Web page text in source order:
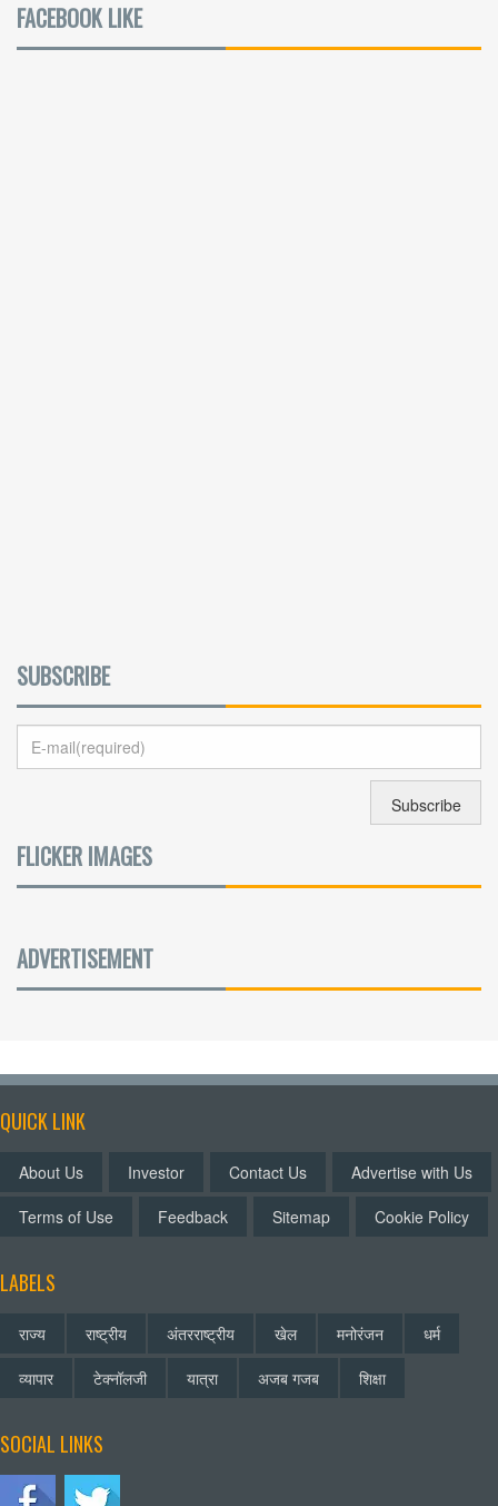
FACEBOOK LIKE
SUBSCRIBE
FLICKER IMAGES
ADVERTISEMENT
QUICK LINK
About Us Investor Contact Us
Advertise with Us
Terms of Use
Feedback Sitemap Cookie Policy
LABELS
राज्य राष्ट्रीय अंतरराष्ट्रीय खेल मनोरंजन
धर्म
व्यापार
टेक्नॉलजी यात्रा अजब गजब शिक्षा
SOCIAL LINKS